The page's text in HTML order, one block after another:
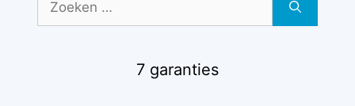
naar:
7 garanties